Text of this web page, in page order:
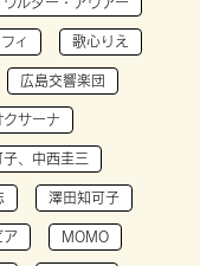
ィ 歌心りえ
広島交響楽団
クサーナ
、中西圭三
澤田知可子
ア MOMO